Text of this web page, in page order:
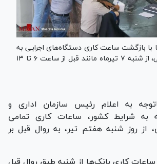
با بازگشت ساعت کاری دستگاه‌های اجرایی به
قبل از شرایط بحرانی، از شنبه ۷ تیرماه مانند قبل از ساعت ۶ تا ۱۳
به اعلام رئیس سازمان اداری و
به شرایط کشور، ساعات کاری تمامی
از روز شنبه هفتم تیر، به روال قبل بر
کاری بانک‌ها از شنبه طبق روال قبل